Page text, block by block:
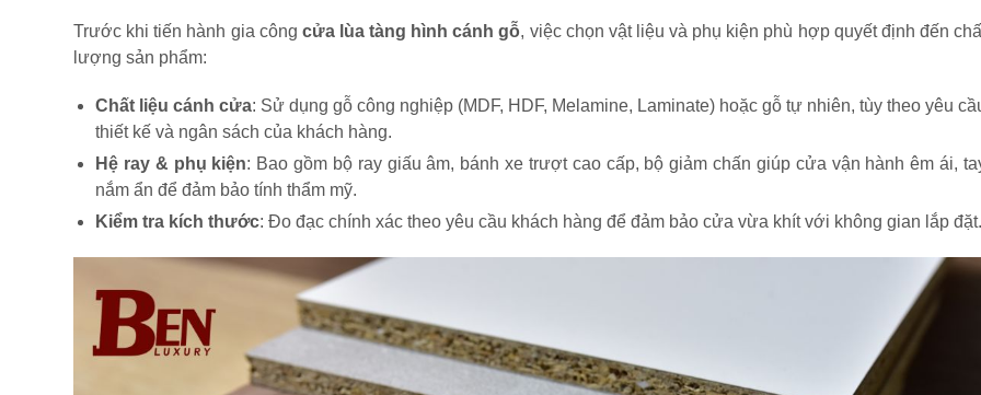
Trước khi tiến hành gia công cửa lùa tàng hình cánh gỗ, việc chọn vật liệu và phụ kiện phù hợp quyết định đến
lượng sản phẩm:
Chất liệu cánh cửa: Sử dụng gỗ công nghiệp (MDF, HDF, Melamine, Laminate) hoặc gỗ tự nhiên, tùy theo yêu
thiết kế và ngân sách của khách hàng.
Hệ ray & phụ kiện: Bao gồm bộ ray giấu âm, bánh xe trượt cao cấp, bộ giảm chấn giúp cửa vận hành êm ái,
nắm ẩn để đảm bảo tính thẩm mỹ.
Kiểm tra kích thước: Đo đạc chính xác theo yêu cầu khách hàng để đảm bảo cửa vừa khít với không gian lắp đặt.